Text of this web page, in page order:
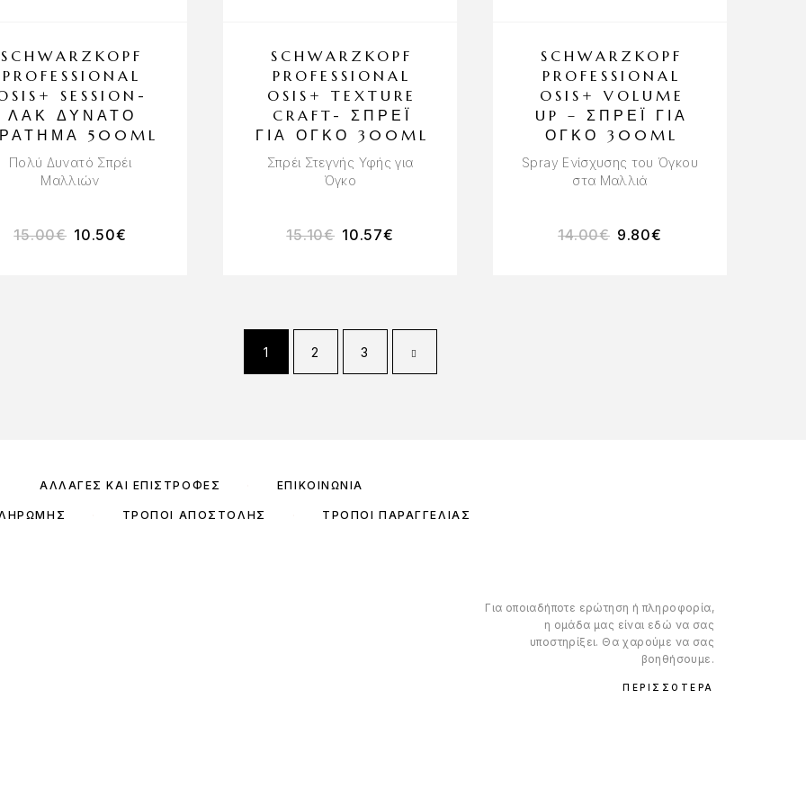
SCHWARZKOPF
PROFESSIONAL
SESSION-
ΛΑΚ ΔΥΝΑΤΌ
500ML
Πολύ Δυνατό Σπρέι
Μαλλιών
15.00€ 10.50€
SCHWARZKOPF
PROFESSIONAL
OSIS+ TEXTURE
CRAFT- ΣΠΡΈΙ
ΓΙΑ ΌΓΚΟ 300ML
Σπρέι Στεγνής Υφής για
Όγκο
15.10€ 10.57€
SCHWARZKOPF
PROFESSIONAL
OSIS+ VOLUME
UP – ΣΠΡΈΙ ΓΙΑ
ΌΓΚΟ 300ML
Spray Ενίσχυσης του Όγκου
στα Μαλλιά
14.00€ 9.80€
1 2 3
ΑΛΛΑΓΈΣ ΚΑΙ ΕΠΙΣΤΡΟΦΈΣ ΕΠΙΚΟΙΝΩΝΊΑ
ΤΡΌΠΟΙ ΑΠΟΣΤΟΛΉΣ ΤΡΌΠΟΙ ΠΑΡΑΓΓΕΛΊΑΣ
Για οποιαδήποτε ερώτηση ή πληροφορία,
η ομάδα μας είναι εδώ να σας
υποστηρίξει. Θα χαρούμε να σας
βοηθήσουμε.
ΠΕΡΙΣΣΌΤΕΡΑ